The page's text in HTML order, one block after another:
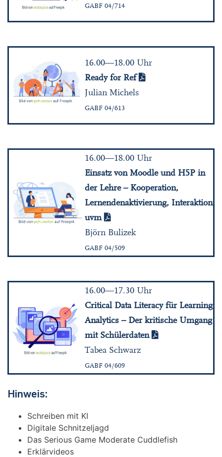
GABF 04/714
16.00—18.00 Uhr
Ready for Ref
Julian Michels
GABF 04/613
16.00—18.00 Uhr
Einsatz von Moodle und H5P in
der Lehre – Kooperation,
Lernendenaktivierung, Interaktion
uvm
Björn Bulizek
GABF 04/509
16.00—17.30 Uhr
Critical Data Literacy für Learning
Analytics – Der kritische Umgang
mit Schülerdaten
Tabea Schwarz
GABF 04/609
Hinweis:
Schreiben mit KI
Digitale Schnitzeljagd
Das Serious Game Moderate Cuddlefish
Erklärvideos